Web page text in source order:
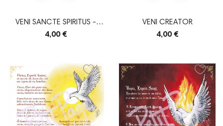
VENI SANCTE SPIRITUS -
SÉQUENCE DE LA...
4,00 €
VENI CREATOR
4,00 €